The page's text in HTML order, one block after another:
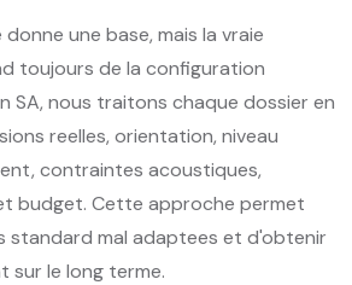
une base, mais la vraie
toujours de la configuration
SA, nous traitons chaque dossier en
reelles, orientation, niveau
contraintes acoustiques,
budget. Cette approche permet
standard mal adaptees et d'obtenir
sur le long terme.